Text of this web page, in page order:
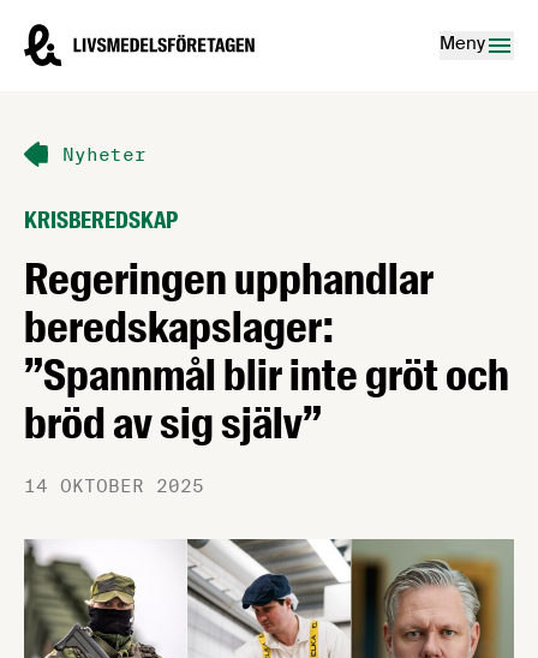
Livsmedelsföretagen – till startsidan
Meny
Nyheter
KRISBEREDSKAP
Regeringen upphandlar
beredskapslager:
”Spannmål blir inte gröt och
bröd av sig själv”
14 OKTOBER 2025